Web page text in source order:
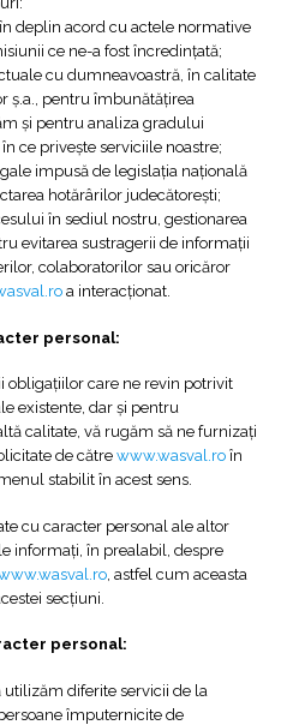
deplin acord cu actele normative
ce ne-a fost încredințată;
cu dumneavoastră, în calitate
ş.a., pentru îmbunătăţirea
şi pentru analiza gradului
ce priveşte serviciile noastre;
impusă de legislaţia naţională
hotărârilor judecătoreşti;
în sediul nostru, gestionarea
evitarea sustragerii de informaţii
colaboratorilor sau oricăror
a interacţionat.
personal:
obligaţiilor care ne revin potrivit
existente, dar şi pentru
calitate, vă rugăm să ne furnizaţi
de către www.wasval.ro în
stabilit în acest sens.
cu caracter personal ale altor
informaţi, în prealabil, despre
, astfel cum aceasta
secţiuni.
personal:
utilizăm diferite servicii de la
împuternicite de